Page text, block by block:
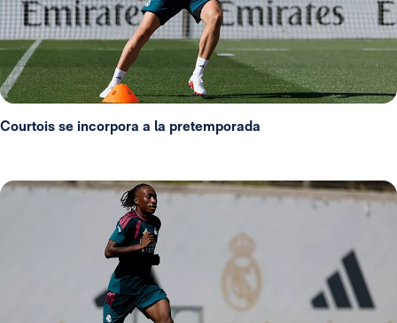
Courtois se incorpora a la pretemporada